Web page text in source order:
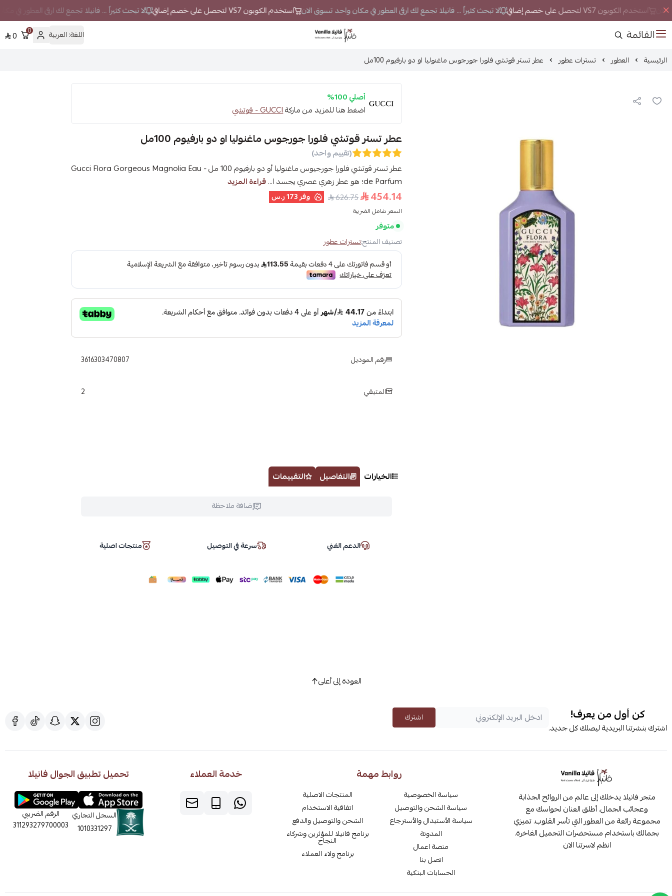
استخدم الكوبون VS7 لتحصل على خصم إضافي لا تبحث كثيراً ... فانيلا تجمع لك ارقى العطور في مكان واحد تسوق الان استخدم الكوبون VS7 لتحصل على خصم إضافي لا تبحث كثيراً ... فانيلا تجمع لك ارقى العطور في
القائمة فانيلا اللغة: العربية 0
0
الرئيسية العطور تسترات عطور عطر تستر قوتشي فلورا جورجوس ماغنوليا او دو بارفيوم 100مل
أصلي 100%
اضغط هنا للمزيد من ماركةGUCCI - قوتشي
عطر تستر قوتشي فلورا جورجوس ماغنوليا او دو بارفيوم 100مل
(تقييم واحد)
عطر تستر قوتشي فلورا جورجيوس ماغنوليا أو دو بارفيوم 100 مل - Gucci Flora Gorgeous Magnolia Eau
de Parfum؛ هو عطر زهري عصري يجسد ا...
قراءة المزيد
454.14
626.75 وفر173 ر.س
السعر شامل الضريبة
متوفر
تصنيف المنتج:تسترات عطور
رقم الموديل 3616303470807
المتبقي 2
الخيارات التفاصيل التقييمات
إضافة ملاحظة
الدعم الفني سرعة في التوصيل منتجات اصلية
العودة إلى أعلى
كن أول من يعرف!
اشترك بنشرتنا البريدية ليصلك كل جديد.
اشترك
متجر فانيلا يدخلك إلى عالم من الروائح الجذابة
وعجائب الجمال. أطلق العنان لحواسك مع
مجموعة رائعة من العطور التي تأسر القلوب. تميزي
بجمالك باستخدام مستحضرات التجميل الفاخرة.
انظم لاسرتنا الان
روابط مهمة
سياسة الخصوصية
سياسة الشحن والتوصيل
سياسة الأستبدال والأسترجاع
المدونة
منصة اعمال
اتصل بنا
الحسابات البنكية
المنتجات الاصلية
اتفاقية الاستخدام
الشحن والتوصيل والدفع
برنامج فانيلا للمؤثرين وشركاء
النجاح
برنامج ولاء العملاء
خدمة العملاء تحميل تطبيق الجوال فانيلا
السجل التجاري
1010331297
الرقم الضريبي
311293279700003